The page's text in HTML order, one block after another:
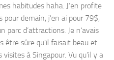
habitudes haha. J’en profite
demain, j’en ai pour 79$,
parc d’attractions. Je n’avais
être sûre qu’il faisait beau et
à Singapour. Vu qu’il y a